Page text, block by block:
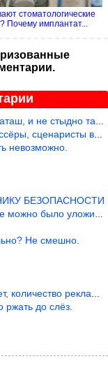
стоматологические
Почему имплантат...
не стыдно такую фигн
вы где или к
невозможно.
БЕЗОПАСНОСТИ
было уложить в 1 мин
Не смешно.
рекламы выводи
ржать до слёз.